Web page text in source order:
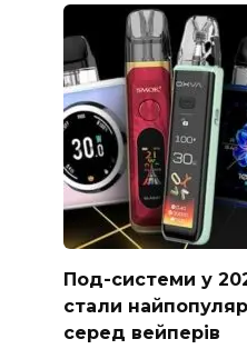
Под-системи у
стали
серед вейперів